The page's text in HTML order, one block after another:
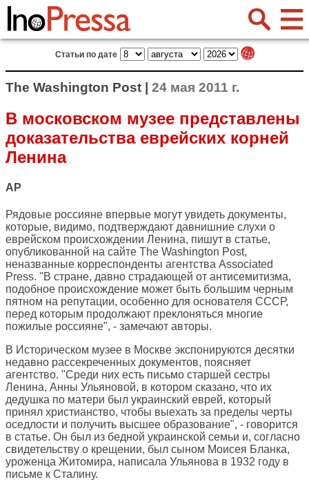
Статьи по дате
The Washington Post | 24 мая 2011 г.
В московском музее представлены
доказательства еврейских корней
Ленина
AP
Рядовые россияне впервые могут увидеть документы,
которые, видимо, подтверждают давнишние слухи о
еврейском происхождении Ленина, пишут в статье,
опубликованной на сайте The Washington Post,
неназванные корреспонденты агентства Associated
Press. "В стране, давно страдающей от антисемитизма,
подобное происхождение может быть большим черным
пятном на репутации, особенно для основателя СССР,
перед которым продолжают преклоняться многие
пожилые россияне", - замечают авторы.
В Историческом музее в Москве экспонируются десятки
недавно рассекреченных документов, поясняет
агентство. "Среди них есть письмо старшей сестры
Ленина, Анны Ульяновой, в котором сказано, что их
дедушка по матери был украинский еврей, который
принял христианство, чтобы выехать за пределы черты
оседлости и получить высшее образование", - говорится
в статье. Он был из бедной украинской семьи и, согласно
свидетельству о крещении, был сыном Моисея Бланка,
уроженца Житомира, написала Ульянова в 1932 году в
письме к Сталину.